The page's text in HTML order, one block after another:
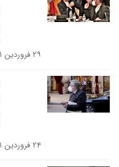
۲۹ فروردین ۱۴۰۱
۲۴ فروردین ۱۴۰۱